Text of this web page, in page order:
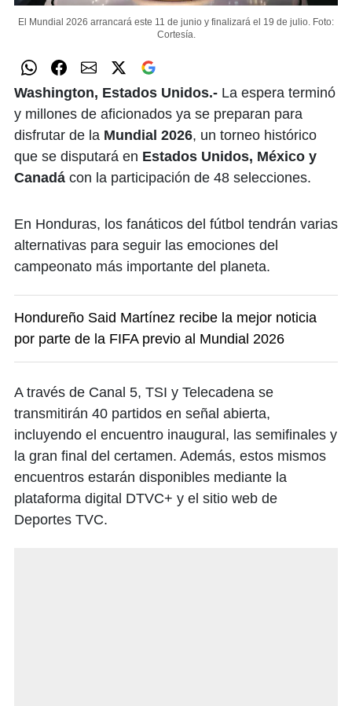
El Mundial 2026 arrancará este 11 de junio y finalizará el 19 de julio. Foto:
Cortesía.
Washington, Estados Unidos.- La espera terminó
y millones de aficionados ya se preparan para
disfrutar de la Mundial 2026, un torneo histórico
que se disputará en Estados Unidos, México y
Canadá con la participación de 48 selecciones.
En Honduras, los fanáticos del fútbol tendrán varias
alternativas para seguir las emociones del
campeonato más importante del planeta.
Hondureño Said Martínez recibe la mejor noticia
por parte de la FIFA previo al Mundial 2026
A través de Canal 5, TSI y Telecadena se
transmitirán 40 partidos en señal abierta,
incluyendo el encuentro inaugural, las semifinales y
la gran final del certamen. Además, estos mismos
encuentros estarán disponibles mediante la
plataforma digital DTVC+ y el sitio web de
Deportes TVC.